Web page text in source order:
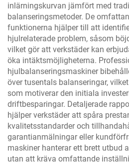
inlärningskurvan jämfört med
balanseringsmetoder. De
funktionerna hjälper till att
hjulrelaterade problem, såsom
vilket gör att verkstäder kan
öka intäktsmöjligheterna.
hjulbalanseringsmaskiner
över tusentals balanseringar,
som motiverar den initiala
driftbesparingar. Detaljerade
hjälper verkstäder att spåra
kvalitetsstandarder och
garantianmälningar eller
maskiner hanterar ett brett utbud
utan att kräva omfattande